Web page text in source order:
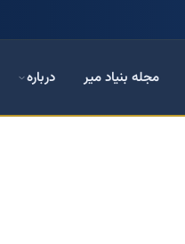
مجله بنیاد میر درباره